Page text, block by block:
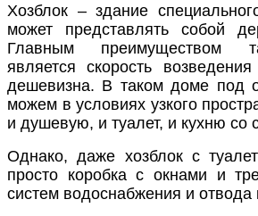
Хозблок – здание
может представлять собой
Главным преимуществом
является скорость
дешевизна. В таком доме под
можем в условиях узкого
и душевую, и туалет, и кухню со
Однако, даже хозблок с
просто коробка с окнами и
систем водоснабжения и отвода